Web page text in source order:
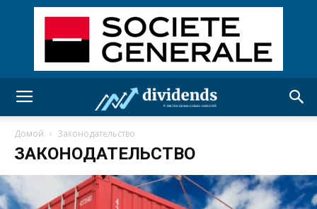
Домой Законодательство
ЗАКОНОДАТЕЛЬСТВО